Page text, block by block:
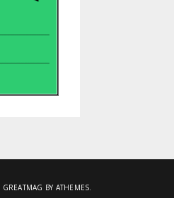
GREATMAG BY ATHEMES.